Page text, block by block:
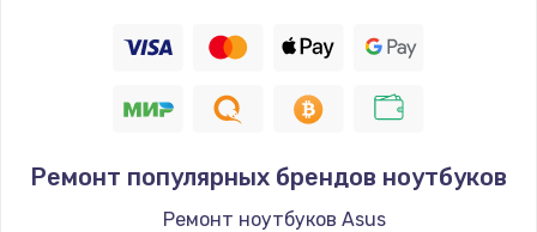
Ремонт популярных брендов ноутбуков
Ремонт ноутбуков Asus